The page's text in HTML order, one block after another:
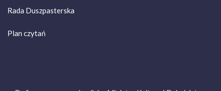
Rada Duszpasterska
Plan czytań